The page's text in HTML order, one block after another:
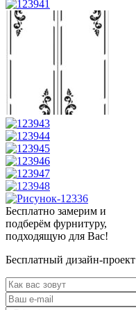
Бесплатно замерим и
подберём фурнитуру,
подходящую для Вас!
Бесплатный дизайн-проект